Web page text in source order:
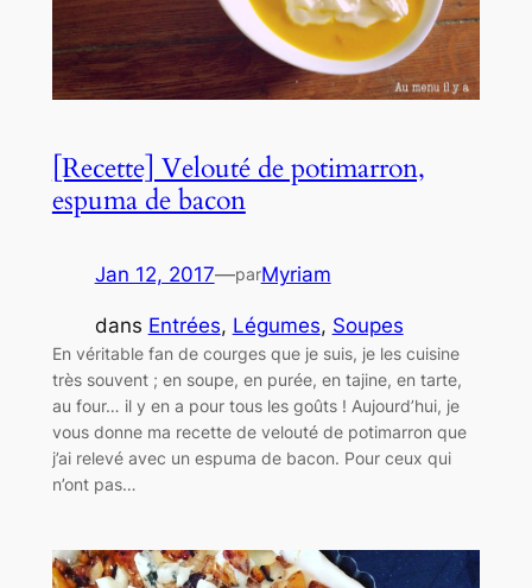
[Recette] Velouté de potimarron,
espuma de bacon
Jan 12, 2017—parMyriam
dans Entrées, Légumes, Soupes
En véritable fan de courges que je suis, je les cuisine
très souvent ; en soupe, en purée, en tajine, en tarte,
au four… il y en a pour tous les goûts ! Aujourd’hui, je
vous donne ma recette de velouté de potimarron que
j’ai relevé avec un espuma de bacon. Pour ceux qui
n’ont pas…